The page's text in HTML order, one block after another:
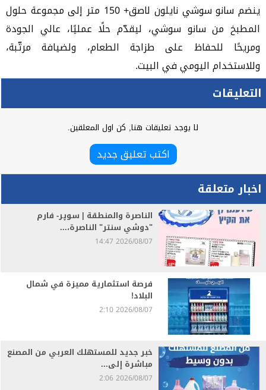
ينضم سانو سوشي نايلون لاصق+ 150 متر إلى مجموعة حلول
المطبخ من سانو سوشي، ليقدّم حلًا عمليًا، عالي الجودة
ومريحًا للحفاظ على طزاجة الطعام، ولضيافة مرتّبة،
وللاستخدام اليومي في البيت.
التعليقات
لا يوجد تعليقات هنا, كن اول المعلقين.
اكتب تعليق جديد
اخبار متعلقة
الناصرة والمنطقة | سوپر- فارم
"دوشي سنتر" الناصرة،...
2026/08/07 14:47
فرصة استثمارية مميزة في شمال
البلاد!
2026/08/07 2:10
خبر جديد للمستهلك العربي من المصنع
مباشرة إلى...
2026/08/07 2:06